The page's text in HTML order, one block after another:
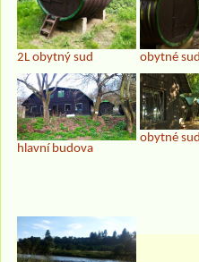
2L obytný sud obytné
hlavní budova
obytné